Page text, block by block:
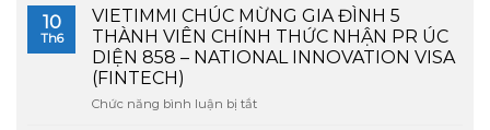
INNOVATION
VISA)
GIA
ĐÌNH
5
THÀNH
CHÚC
MỪNG
GIA
ĐÌNH
10
Th6
VIETIMMI CHÚC MỪNG GIA ĐÌNH 5
THÀNH VIÊN CHÍNH THỨC NHẬN PR ÚC
DIỆN 858 – NATIONAL INNOVATION VISA
(FINTECH)
Chức năng bình luận bị tắt